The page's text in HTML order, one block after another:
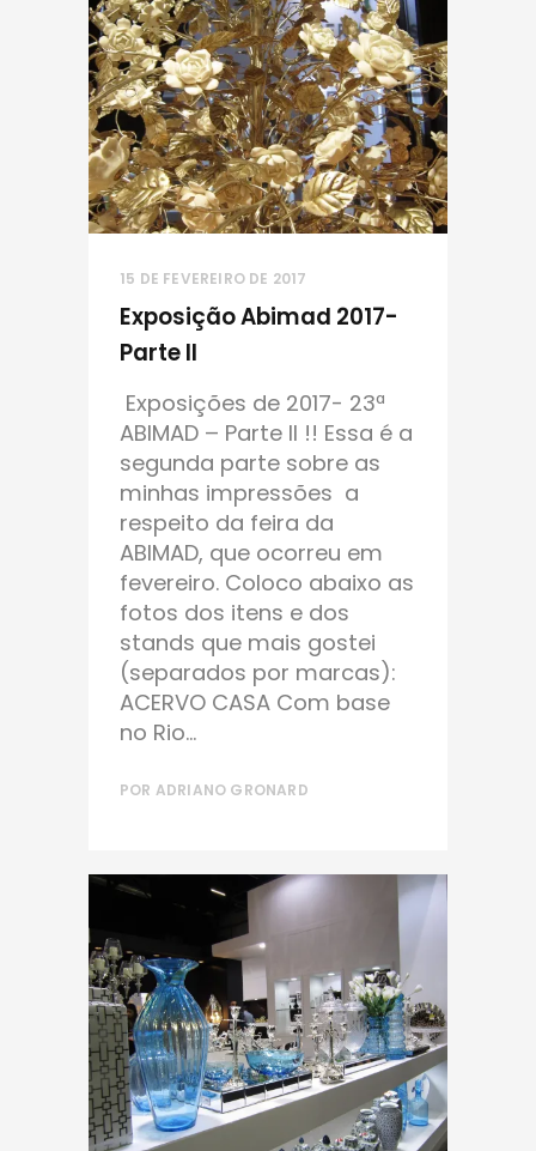
15 DE FEVEREIRO DE 2017
Exposição Abimad 2017-
Parte II
Exposições de 2017- 23ª
ABIMAD – Parte II !! Essa é a
segunda parte sobre as
minhas impressões a
respeito da feira da
ABIMAD, que ocorreu em
fevereiro. Coloco abaixo as
fotos dos itens e dos
stands que mais gostei
(separados por marcas):
ACERVO CASA Com base
no Rio...
POR ADRIANO GRONARD